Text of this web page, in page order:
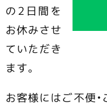
の2日間を
お休みさせ
ていただき
ます。
お客様にはご不便